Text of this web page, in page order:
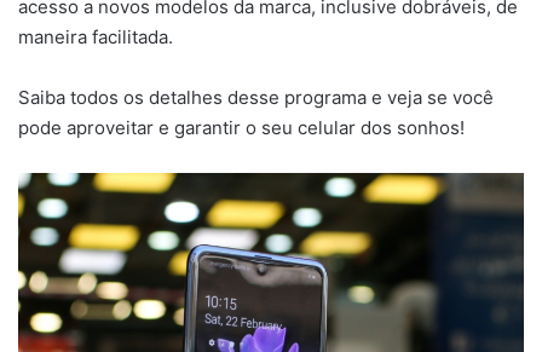
acesso a novos modelos da marca, inclusive dobráveis, de
maneira facilitada.
Saiba todos os detalhes desse programa e veja se você
pode aproveitar e garantir o seu celular dos sonhos!